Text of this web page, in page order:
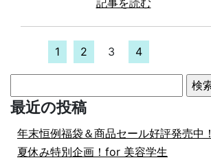
記事を読む
1 2 3 4
索:
最近の投稿
年末恒例福袋＆商品セール好評発売中！
夏休み特別企画！for 美容学生